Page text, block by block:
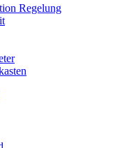
Regelung